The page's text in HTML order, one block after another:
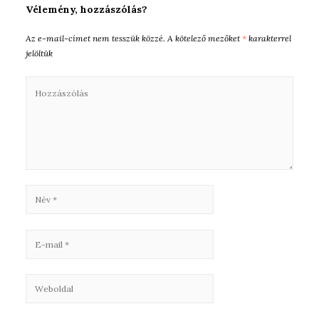
Vélemény, hozzászólás?
Az e-mail-címet nem tesszük közzé. A kötelező mezőket* karakterrel
jelöltük